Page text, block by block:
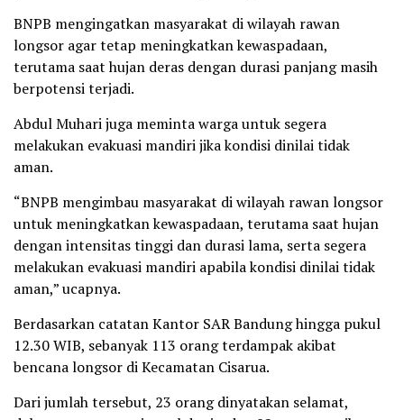
BNPB mengingatkan masyarakat di wilayah rawan
longsor agar tetap meningkatkan kewaspadaan,
terutama saat hujan deras dengan durasi panjang masih
berpotensi terjadi.
Abdul Muhari juga meminta warga untuk segera
melakukan evakuasi mandiri jika kondisi dinilai tidak
aman.
“BNPB mengimbau masyarakat di wilayah rawan longsor
untuk meningkatkan kewaspadaan, terutama saat hujan
dengan intensitas tinggi dan durasi lama, serta segera
melakukan evakuasi mandiri apabila kondisi dinilai tidak
aman,” ucapnya.
Berdasarkan catatan Kantor SAR Bandung hingga pukul
12.30 WIB, sebanyak 113 orang terdampak akibat
bencana longsor di Kecamatan Cisarua.
Dari jumlah tersebut, 23 orang dinyatakan selamat,